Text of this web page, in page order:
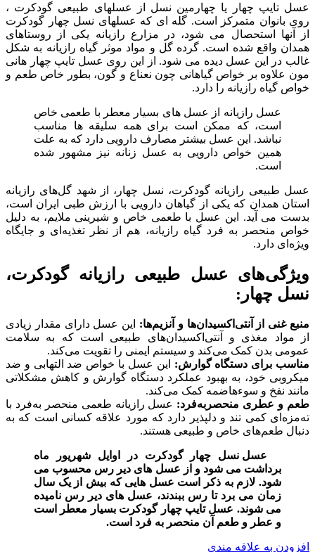
عسل تایپ چهار یا چهارمین نسل از عسلهای طبیعی گودکرت ،
روی بانوان متمرکز است. گله ای که عسلهای نسل چهار گودکرت
از آنها استحصال می شود، در مزارع رازیانه یکی از روستاهای
همدان واقع شده است. گرده گل و مواد موثر گیاه رازیانه به شکل
غالب در این عسل دیده می شود. از این روی عسل تایپ چهار هانی
مون علاوه بر خواص گیاهانی چون نعناع و گون، بطور خاص طعم و
خواص گیاه رازیانه را دارد.
عسل رازیانه از عسل های بسیار معطر با طعمی خاص
است، که ممکن است برای همه سلیقه ها مناسب
نباشد. این عسل بیشتر مصارف دارویی دارد که به علت
همین خواص دارویی به عسل زنانه نیز مشهور شده
است.
عسل طبیعی رازیانه گودکرت، نسل چهار، از شهد گل‌های رازیانه
استان همدان که یکی از گیاهان دارویی با ارزش طبی ایران است،
بدست می آید. این عسل با طعمی خاص و شیرینی ملایم، به دلیل
خواص منحصر به فرد گیاه رازیانه، هم از نظر تغذیه‌ای و جایگاه
ویژه‌ای دارد.
ویژگی‌های عسل طبیعی رازیانه گودکرت،
نسل چهار:
منبع غنی از آنتی‌اکسیدان‌ها و آنزیم‌ها: این عسل دارای مقدار زیادی
از مواد مغذی و آنتی‌اکسیدان‌های طبیعی است که به سلامت
عمومی بدن کمک می‌کند و سیستم ایمنی را تقویت می‌کند.
مناسب برای دستگاه گوارش: این عسل با خواص ضد التهابی و ضد
میکروبی خود، به بهبود عملکرد دستگاه گوارش و کاهش مشکلاتی
مانند نفخ و سوءهاضمه کمک می‌کند.
طعم و عطری منحصربه‌فرد: عسل رازیانه طعمی منحصر به‌فرد با
ته‌مزه‌ای کمی تند و دلپذیر دارد که مورد علاقه کسانی است که به
دنبال طعم‌های خاص و طبیعی هستند.
عسل نسل چهار گودکرت در اوایل شهریور ماه
برداشت می شود و از عسل های دیر رس محسوب می
شود. لازم به ذکر است عسل هایی که بیش از یک سال
زمان می برد تا رس ببندند، عسل های دیر رس نامیده
می شوند. عسل تایپ چهار گودکرت بسیار معطر است
و عطر و طعم آن منحصر به فرد است.
افزودن به علاقه مندی